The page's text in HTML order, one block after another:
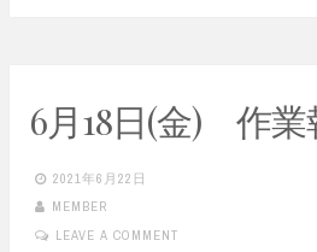
6月18日(金) 作業
2021年6月22日
MEMBER
LEAVE A COMMENT